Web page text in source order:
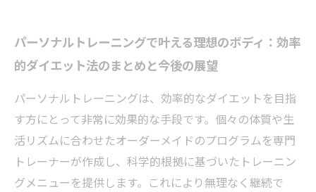
パーソナルトレーニングで叶える理想のボディ：効率
的ダイエット法のまとめと今後の展望
パーソナルトレーニングは、効率的なダイエットを目指
す方にとって非常に効果的な手段です。個々の体質や生
活リズムに合わせたオーダーメイドのプログラムを専門
トレーナーが作成し、科学的根拠に基づいたトレーニン
グメニューを提供します。これにより無理なく継続で